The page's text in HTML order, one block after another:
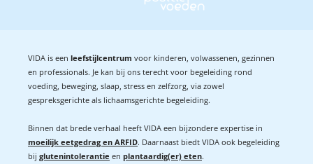
VIDA is een leefstijlcentrum voor kinderen, volwassenen, gezinnen
en professionals. Je kan bij ons terecht voor begeleiding rond
voeding, beweging, slaap, stress en zelfzorg, via zowel
gespreksgerichte als lichaamsgerichte begeleiding.
Binnen dat brede verhaal heeft VIDA een bijzondere expertise in
moeilijk eetgedrag en ARFID. Daarnaast biedt VIDA ook begeleiding
bij glutenintolerantie en plantaardig(er) eten.